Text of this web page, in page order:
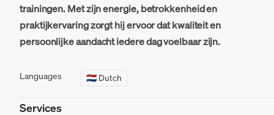
trainingen. Met zijn energie, betrokkenheid en
praktijkervaring zorgt hij ervoor dat kwaliteit en
persoonlijke aandacht iedere dag voelbaar zijn.
Languages 🇳🇱 Dutch
Services